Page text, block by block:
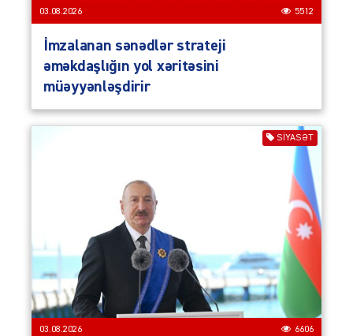
03.08.2026 5512
İmzalanan sənədlər strateji
əməkdaşlığın yol xəritəsini
müəyyənləşdirir
SIYASƏT
03.08.2026 6606